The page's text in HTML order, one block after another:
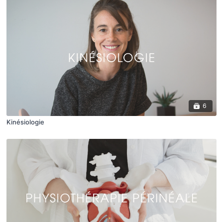
6
Kinésiologie